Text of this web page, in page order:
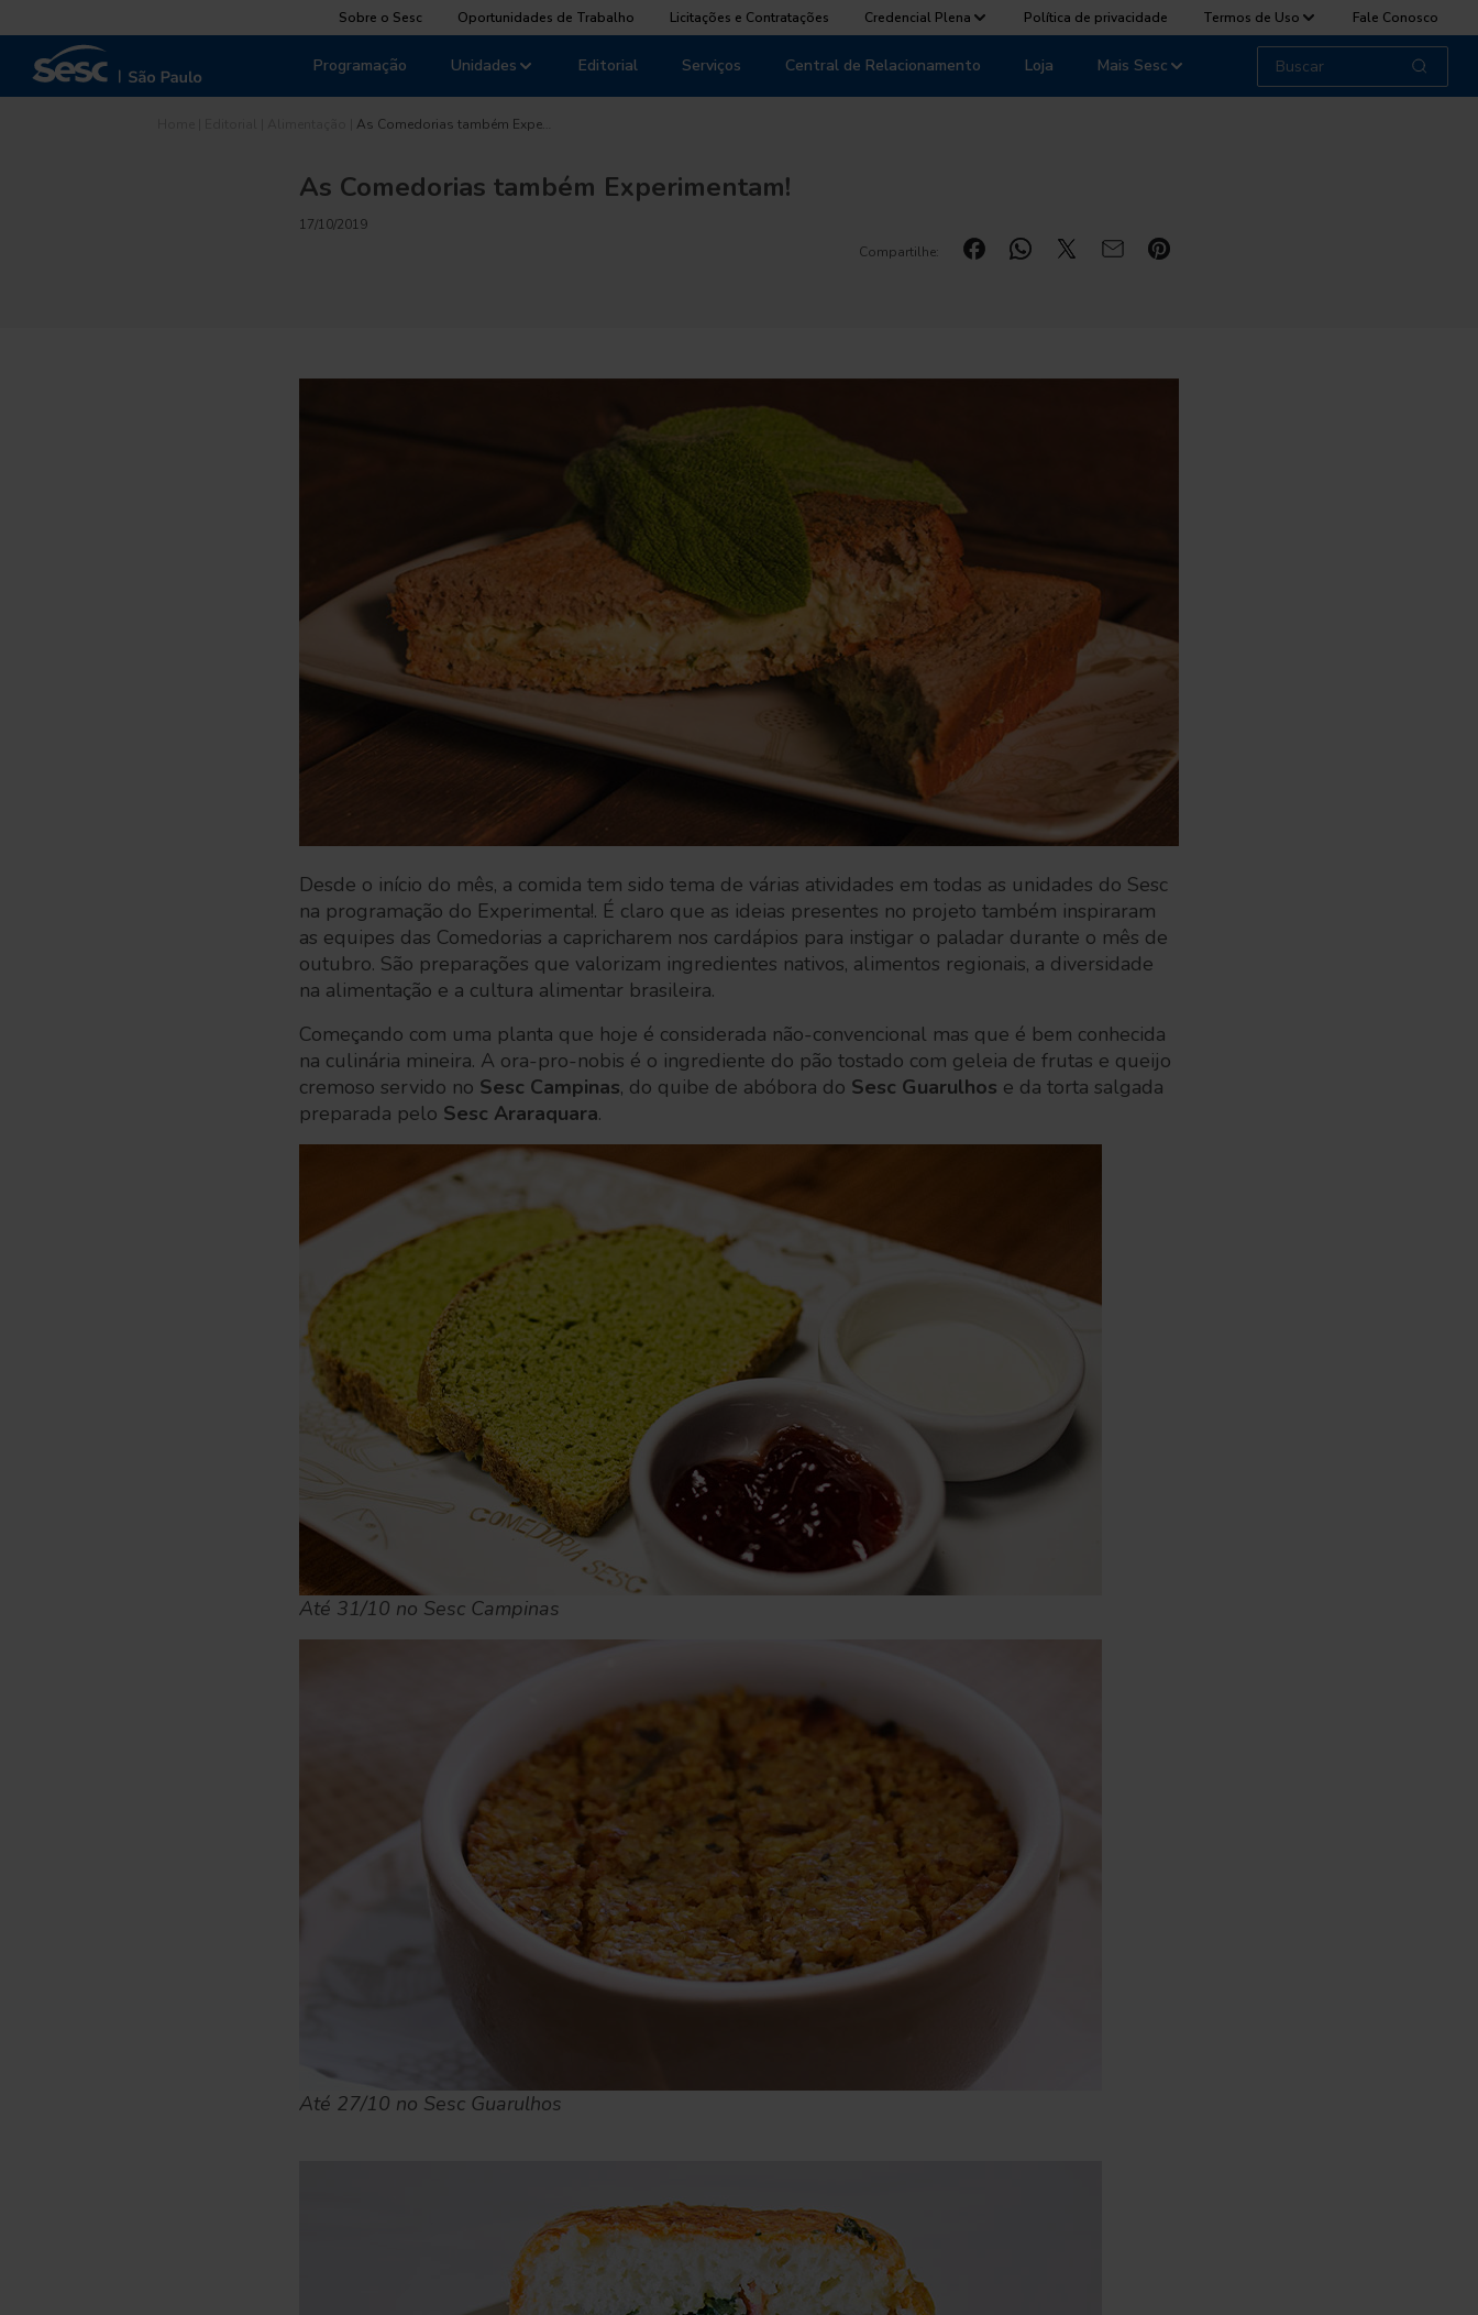
Sobre o Sesc Oportunidades de Trabalho Licitações e Contratações Credencial Plena Política de privacidade Termos de Uso Fale Conosco
Unidades
Programação Editorial Serviços Central de Relacionamento Loja Mais Sesc
As Comedorias também Expe…
As Comedorias também Experimentam!
17/10/2019
Compartilhe:
Desde o início do mês, a comida tem sido tema de várias atividades em todas as unidades do Sesc
na programação do Experimenta!. É claro que as ideias presentes no projeto também inspiraram
as equipes das Comedorias a capricharem nos cardápios para instigar o paladar durante o mês de
outubro. São preparações que valorizam ingredientes nativos, alimentos regionais, a diversidade
na alimentação e a cultura alimentar brasileira.
Começando com uma planta que hoje é considerada não-convencional mas que é bem conhecida
na culinária mineira. A ora-pro-nobis é o ingrediente do pão tostado com geleia de frutas e queijo
cremoso servido no Sesc Campinas, do quibe de abóbora do Sesc Guarulhos e da torta salgada
preparada pelo Sesc Araraquara.
Até 31/10 no Sesc Campinas
Até 27/10 no Sesc Guarulhos